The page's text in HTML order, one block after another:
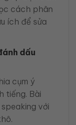
cách phân
ích để sửa
dấu
cụm ý
tiếng. Bài
với